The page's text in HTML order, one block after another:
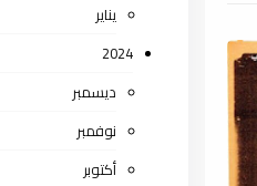
يناير
2024
ديسمبر
نوفمبر
أكتوبر